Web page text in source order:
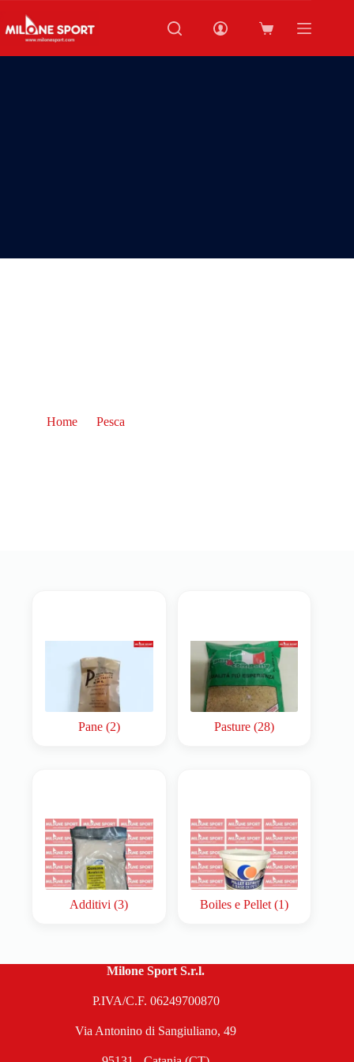
Home Pesca
Pane (2) Pasture (28)
Additivi(3) Boiles e Pellet (1)
Milone Sport S.r.l.
P.IVA/C.F. 06249700870
Via Antonino di Sangiuliano, 49